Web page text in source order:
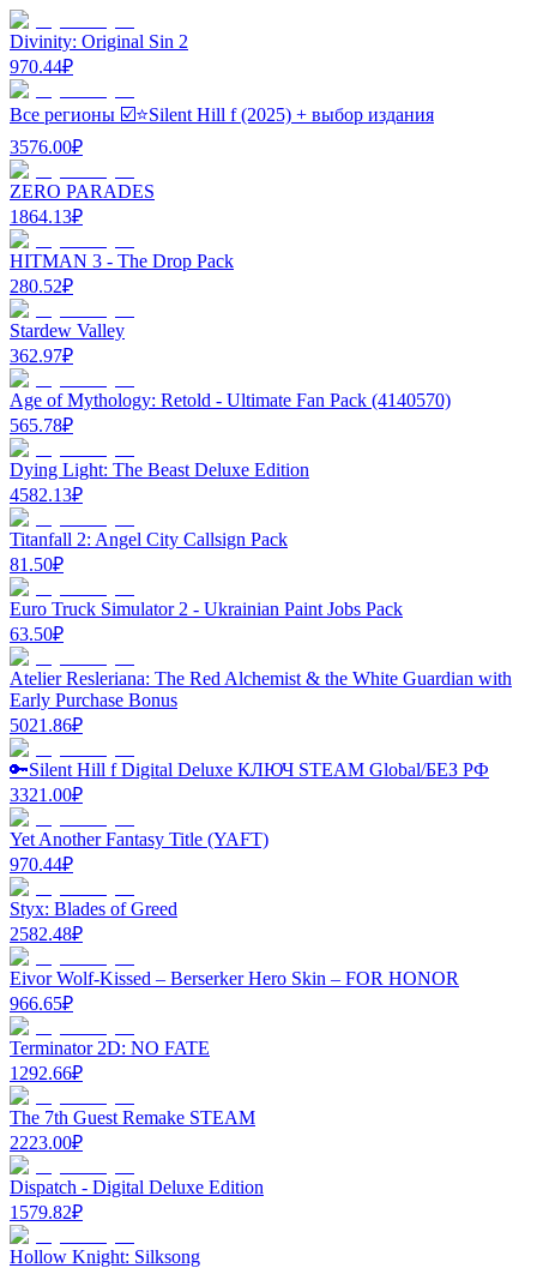
Divinity: Original Sin 2
970.44₽
Все регионы ☑️⭐Silent Hill f (2025) + выбор издания
3576.00₽
ZERO PARADES
1864.13₽
HITMAN 3 - The Drop Pack
280.52₽
Stardew Valley
362.97₽
Age of Mythology: Retold - Ultimate Fan Pack (4140570)
565.78₽
Dying Light: The Beast Deluxe Edition
4582.13₽
Titanfall 2: Angel City Callsign Pack
81.50₽
Euro Truck Simulator 2 - Ukrainian Paint Jobs Pack
63.50₽
Atelier Resleriana: The Red Alchemist & the White Guardian with
Early Purchase Bonus
5021.86₽
🔑Silent Hill f Digital Deluxe КЛЮЧ STEAM Global/БЕЗ РФ
3321.00₽
Yet Another Fantasy Title (YAFT)
970.44₽
Styx: Blades of Greed
2582.48₽
Eivor Wolf-Kissed – Berserker Hero Skin – FOR HONOR
966.65₽
Terminator 2D: NO FATE
1292.66₽
The 7th Guest Remake STEAM
2223.00₽
Dispatch - Digital Deluxe Edition
1579.82₽
Hollow Knight: Silksong